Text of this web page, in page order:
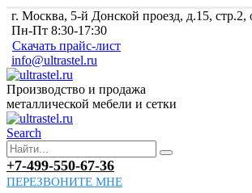
г. Москва, 5-й Донской проезд, д.15, стр.2,
Пн-Пт 8:30-17:30
Скачать прайс-лист
info@ultrastel.ru
Производство и продажа
металлической мебели и сетки
Search
+7-499-550-67-36
ПЕРЕЗВОНИТЕ МНЕ